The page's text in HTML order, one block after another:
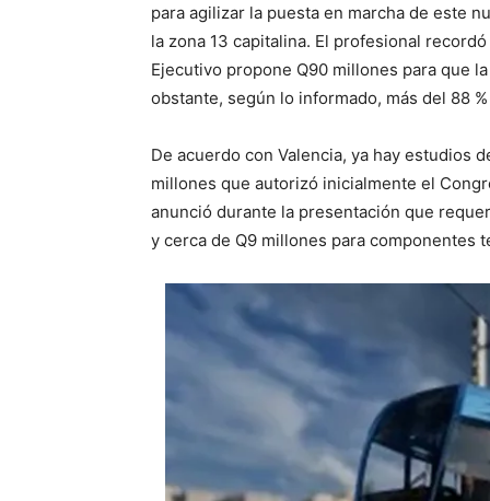
para agilizar la puesta en marcha de este
la zona 13 capitalina. El profesional
Ejecutivo propone Q90 millones para que
obstante, según lo informado, más del 88
De acuerdo con Valencia, ya hay estudios
millones que autorizó inicialmente el
anunció durante la presentación que
y cerca de Q9 millones para componentes